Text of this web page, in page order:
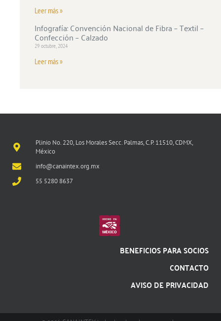
Leer más »
Infografía: Convención Nacional de Fibra – Textil –
Confección – Calzado
29 octubre, 2024
Leer más »
Plinio No. 220, Los Morales Secc. Palmas, C.P. 11510, CDMX,
México
info@canaintex.org.mx
55 5280 8637
BENEFICIOS PARA SOCIOS
CONTACTO
AVISO DE PRIVACIDAD